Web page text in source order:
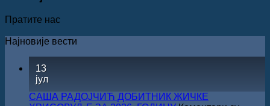
Пратите нас
Најновије вести
13
јул
САША РАДОЈЧИЋ ДОБИТНИК ЖИЧКЕ